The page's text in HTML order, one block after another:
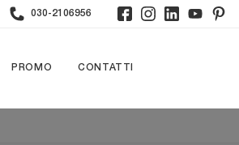
030-2106956
PROMO CONTATTI